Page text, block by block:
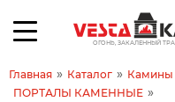
Главная » Каталог » Камины
ПОРТАЛЫ КАМЕННЫЕ »